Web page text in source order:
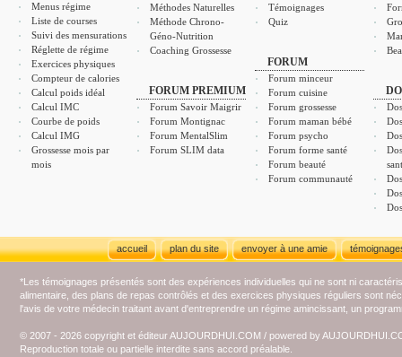
Menus régime
Liste de courses
Suivi des mensurations
Réglette de régime
Exercices physiques
Compteur de calories
Calcul poids idéal
Calcul IMC
Courbe de poids
Calcul IMG
Grossesse mois par
mois
Méthodes Naturelles
Méthode Chrono-
Géno-Nutrition
Coaching Grossesse
FORUM PREMIUM
Forum Savoir Maigrir
Forum Montignac
Forum MentalSlim
Forum SLIM data
Témoignages
Quiz
FORUM
Forum minceur
Forum cuisine
Forum grossesse
Forum maman bébé
Forum psycho
Forum forme santé
Forum beauté
Forum communauté
accueil plan du site envoyer à une amie
*Les témoignages présentés sont des expériences individuelles qui ne sont ni
alimentaire, des plans de repas contrôlés et des exercices physiques réguliers sont
l'avis de votre médecin traitant avant d'entreprendre un régime amincissant, un
© 2007 - 2026 copyright et éditeur AUJOURDHUI.COM / powered by
Reproduction totale ou partielle interdite sans accord préalable.